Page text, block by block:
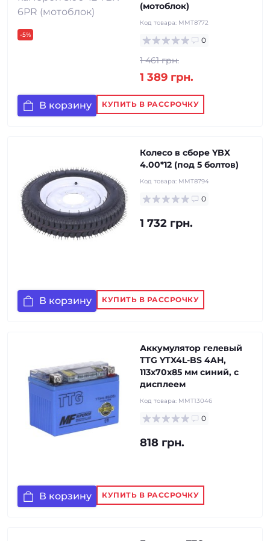
-5%
(мотоблок)
Код товара: MMT8772
0
1 461 грн.
1 389 грн.
В корзину КУПИТЬ В РАССРОЧКУ
Колесо в сборе YBX
4.00*12 (под 5 болтов)
Код товара: MMT8794
0
1 732 грн.
В корзину КУПИТЬ В РАССРОЧКУ
Аккумулятор гелевый
TTG YTX4L-BS 4AH,
113х70х85 мм синий, с
дисплеем
Код товара: MMT13046
0
818 грн.
В корзину КУПИТЬ В РАССРОЧКУ